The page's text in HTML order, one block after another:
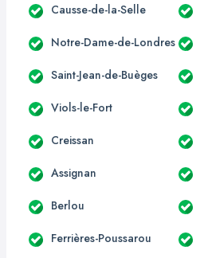
Causse-de-la-Selle
Notre-Dame-de-Londres
Saint-Jean-de-Buèges
Viols-le-Fort
Creissan
Assignan
Berlou
Ferrières-Poussarou